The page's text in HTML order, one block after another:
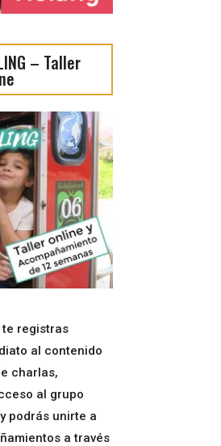
– Taller
te registras
al contenido
charlas,
al grupo
podrás unirte a
a través